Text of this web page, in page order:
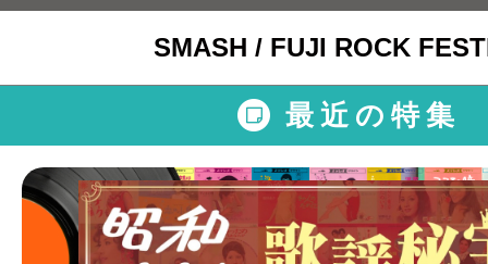
SMASH / FUJI ROCK
最近の特集